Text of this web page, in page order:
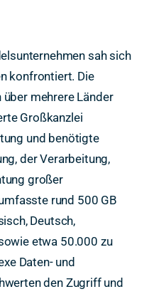
sah sich
konfrontiert. Die
mehrere Länder
Großkanzlei
und benötigte
der Verarbeitung,
großer
rund 500 GB
Deutsch,
etwa 50.000 zu
Daten- und
den Zugriff und